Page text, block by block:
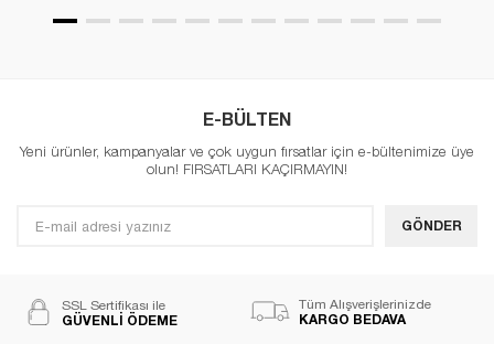
E-BÜLTEN
Yeni ürünler, kampanyalar ve çok uygun fırsatlar için e-bültenimize üye
olun! FIRSATLARI KAÇIRMAYIN!
GÖNDER
SSL Sertifikası ile
GÜVENLİ ÖDEME
Tüm Alışverişlerinizde
KARGO BEDAVA